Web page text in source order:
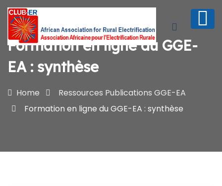
Formation en ligne du GGE-
EA : synthèse
Home Ressources Publications GGE-EA
Formation en ligne du GGE-EA : synthèse